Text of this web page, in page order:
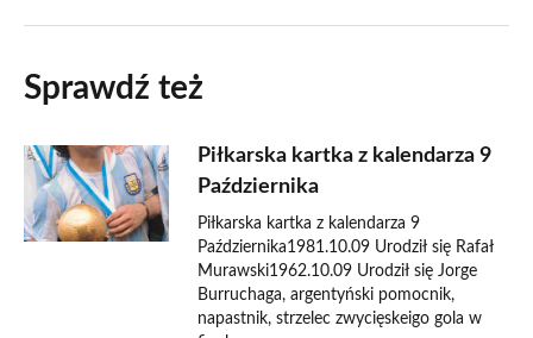
Sprawdź też
Piłkarska kartka z kalendarza 9
Października
Piłkarska kartka z kalendarza 9
Października1981.10.09 Urodził się Rafał
Murawski1962.10.09 Urodził się Jorge
Burruchaga, argentyński pomocnik,
napastnik, strzelec zwycięskeigo gola w